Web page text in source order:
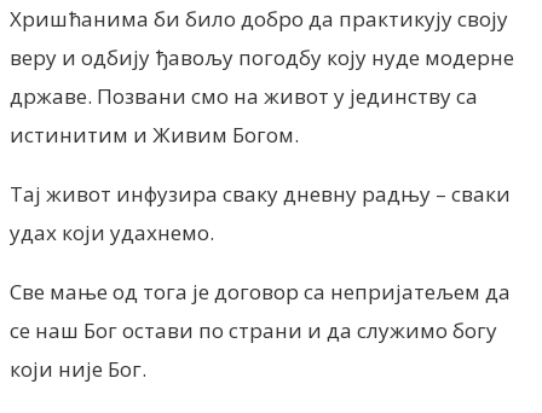
Хришћанима би било добро да практикују своју
веру и одбију ђавољу погодбу коју нуде модерне
државе. Позвани смо на живот у јединству са
истинитим и Живим Богом.
Тај живот инфузира сваку дневну радњу – сваки
удах који удахнемо.
Све мање од тога је договор са непријатељем да
се наш Бог остави по страни и да служимо богу
који није Бог.